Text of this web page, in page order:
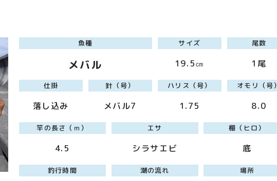
魚種
メバル
サイズ
19.5㎝
尾数
1尾
仕掛
落し込み
針（号）
メバル7
ハリス（号）
1.75
オモリ（号）
8.0
竿の長さ（ｍ）
4.5
エサ
シラサエビ
棚（ヒロ）
底
釣行時間 潮の流れ 場所